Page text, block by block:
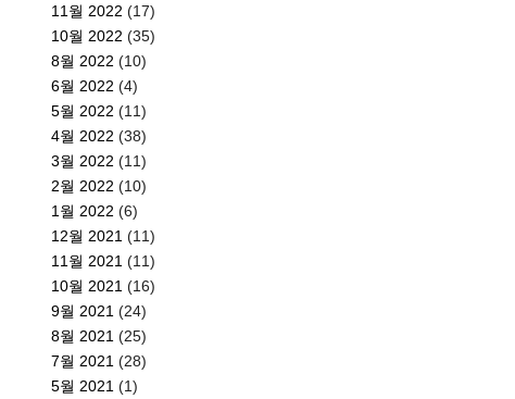
11월 2022 (17)
10월 2022 (35)
8월 2022 (10)
6월 2022 (4)
5월 2022 (11)
4월 2022 (38)
3월 2022 (11)
2월 2022 (10)
1월 2022 (6)
12월 2021 (11)
11월 2021 (11)
10월 2021 (16)
9월 2021 (24)
8월 2021 (25)
7월 2021 (28)
5월 2021 (1)